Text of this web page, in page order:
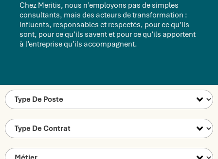
Chez Meritis, nous n’employons pas de simples
consultants, mais des acteurs de transformation :
influents, responsables et respectés, pour ce qu’ils
sont, pour ce qu’ils savent et pour ce qu’ils apportent
à l’entreprise qu’ils accompagnent.